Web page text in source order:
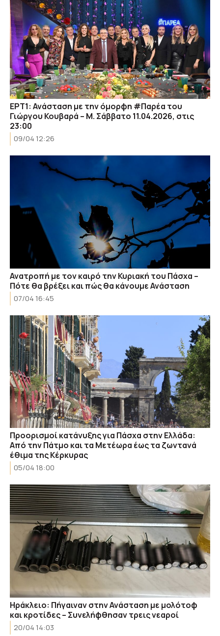
ΕΡΤ1: Ανάσταση με την όμορφη #Παρέα του
Γιώργου Κουβαρά – Μ. Σάββατο 11.04.2026, στις
23:00
09/04 12:26
Ανατροπή με τον καιρό την Κυριακή του Πάσχα –
Πότε θα βρέξει και πώς θα κάνουμε Ανάσταση
07/04 16:45
Προορισμοί κατάνυξης για Πάσχα στην Ελλάδα:
Από την Πάτμο και τα Μετέωρα έως τα ζωντανά
έθιμα της Κέρκυρας
05/04 18:00
Ηράκλειο: Πήγαιναν στην Ανάσταση με μολότοφ
και κροτίδες – Συνελήφθησαν τρεις νεαροί
20/04 14:03